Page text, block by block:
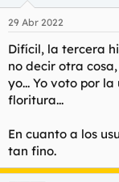
29 Abr 2022
Difícil, la tercera
no decir otra
yo... Yo voto por
floritura...
En cuanto a los
tan fino.